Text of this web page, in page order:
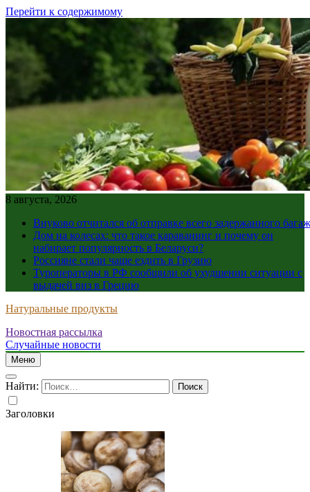
Перейти к содержимому
8 августа, 2026
Внуково отчитался об отправке всего задержанного
Дом на колесах: что такое караванинг и почему он
набирает популярность в Беларуси?
Россияне стали чаще ездить в Грузию
Туроператоры в РФ сообщили об ухудшении ситуации с
выдачей виз в Грецию
Натуральные продукты
Новостная рассылка
Случайные новости
Меню
Найти:
Заголовки